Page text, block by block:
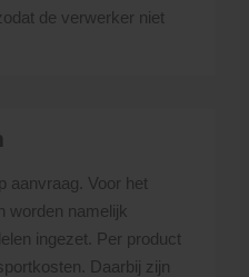
de verwerker niet
aanvraag. Voor het
worden namelijk
ingezet. Per product
Daarbij zijn